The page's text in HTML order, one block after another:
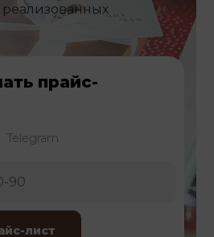
прайс-
Telegram